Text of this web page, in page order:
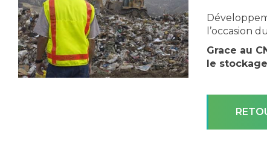
l’occasion
Grace au
le